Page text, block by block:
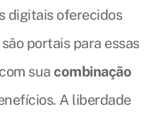
digitais oferecidos
são portais para essas
suacombinação
A liberdade